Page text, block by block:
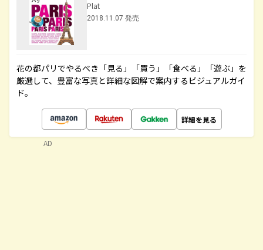
Plat
2018.11.07 発売
花の都パリでやるべき「見る」「買う」「食べる」「遊ぶ」を
厳選して、豊富な写真と詳細な図解で案内するビジュアルガイ
ド。
詳細を見る
AD